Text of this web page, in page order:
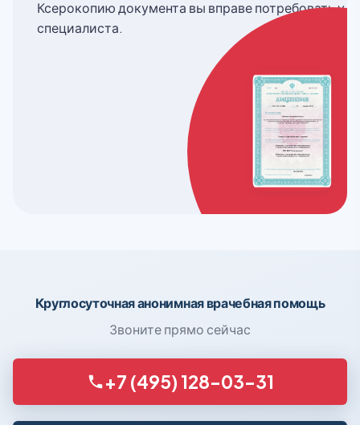
Ксерокопию документа вы вправе потребовать у
специалиста.
Круглосуточная анонимная врачебная помощь
Звоните прямо сейчас
+7 (495) 128-03-31